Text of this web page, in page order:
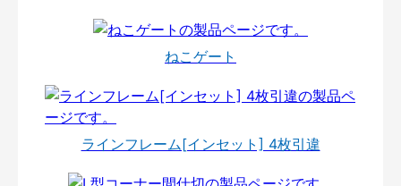
ねこゲート
ラインフレーム[インセット] 4枚引違